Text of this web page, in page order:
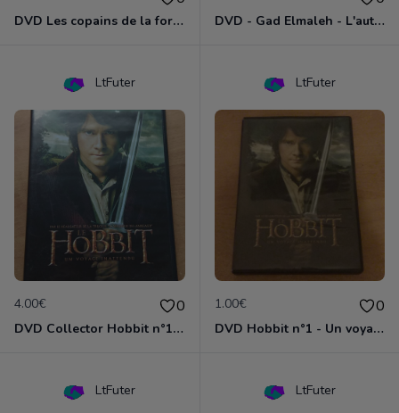
DVD Les copains de la forêt : les vrais amis DVD - Gad Elmaleh - L'autre c'est moi
LtFuter
4.00€ 0
DVD Collector Hobbit n°1 - Un voyage inattendu
LtFuter
1.00€ 0
DVD Hobbit n°1 - Un voyage inattendu
LtFuter LtFuter